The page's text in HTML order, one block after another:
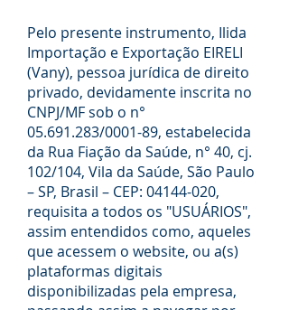
Pelo presente instrumento, Ilida
Importação e Exportação EIRELI
(Vany), pessoa jurídica de direito
privado, devidamente inscrita no
CNPJ/MF sob o n°
05.691.283/0001-89, estabelecida
da Rua Fiação da Saúde, n° 40, cj.
102/104, Vila da Saúde, São Paulo
– SP, Brasil – CEP: 04144-020,
requisita a todos os "USUÁRIOS",
assim entendidos como, aqueles
que acessem o website, ou a(s)
plataformas digitais
disponibilizadas pela empresa,